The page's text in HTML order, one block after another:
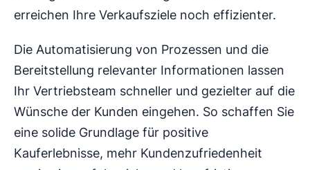
erreichen Ihre Verkaufsziele noch effizienter.
Die Automatisierung von Prozessen und die
Bereitstellung relevanter Informationen lassen
Ihr Vertriebsteam schneller und gezielter auf die
Wünsche der Kunden eingehen. So schaffen Sie
eine solide Grundlage für positive
Kauferlebnisse, mehr Kundenzufriedenheit